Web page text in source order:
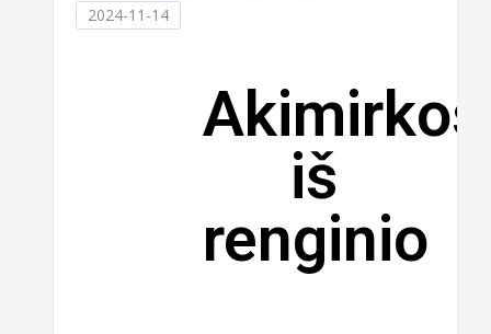
2024-11-14
Akimirkos
iš
renginio